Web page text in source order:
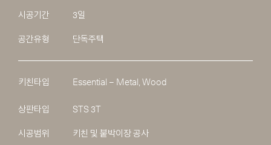
시공기간 3일
공간유형 단독주택
키친타입 Essential – Metal, Wood
상판타입 STS 3T
시공범위 키친 및 붙박이장 공사